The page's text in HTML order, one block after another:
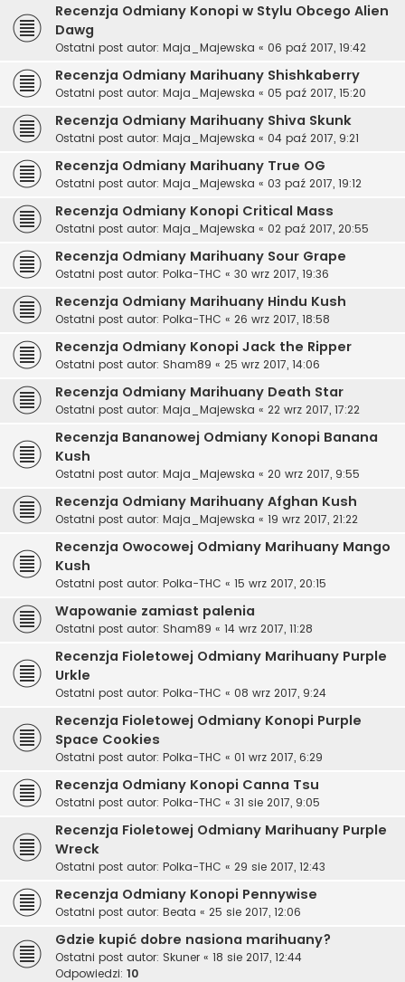
Recenzja Odmiany Konopi w Stylu Obcego Alien
Dawg
Ostatni post autor: Maja_Majewska « 06 paź 2017, 19:42
Recenzja Odmiany Marihuany Shishkaberry
Ostatni post autor: Maja_Majewska « 05 paź 2017, 15:20
Recenzja Odmiany Marihuany Shiva Skunk
Ostatni post autor: Maja_Majewska « 04 paź 2017, 9:21
Recenzja Odmiany Marihuany True OG
Ostatni post autor: Maja_Majewska « 03 paź 2017, 19:12
Recenzja Odmiany Konopi Critical Mass
Ostatni post autor: Maja_Majewska « 02 paź 2017, 20:55
Recenzja Odmiany Marihuany Sour Grape
Ostatni post autor: Polka-THC « 30 wrz 2017, 19:36
Recenzja Odmiany Marihuany Hindu Kush
Ostatni post autor: Polka-THC « 26 wrz 2017, 18:58
Recenzja Odmiany Konopi Jack the Ripper
Ostatni post autor: Sham89 « 25 wrz 2017, 14:06
Recenzja Odmiany Marihuany Death Star
Ostatni post autor: Maja_Majewska « 22 wrz 2017, 17:22
Recenzja Bananowej Odmiany Konopi Banana
Kush
Ostatni post autor: Maja_Majewska « 20 wrz 2017, 9:55
Recenzja Odmiany Marihuany Afghan Kush
Ostatni post autor: Maja_Majewska « 19 wrz 2017, 21:22
Recenzja Owocowej Odmiany Marihuany Mango
Kush
Ostatni post autor: Polka-THC « 15 wrz 2017, 20:15
Wapowanie zamiast palenia
Ostatni post autor: Sham89 « 14 wrz 2017, 11:28
Recenzja Fioletowej Odmiany Marihuany Purple
Urkle
Ostatni post autor: Polka-THC « 08 wrz 2017, 9:24
Recenzja Fioletowej Odmiany Konopi Purple
Space Cookies
Ostatni post autor: Polka-THC « 01 wrz 2017, 6:29
Recenzja Odmiany Konopi Canna Tsu
Ostatni post autor: Polka-THC « 31 sie 2017, 9:05
Recenzja Fioletowej Odmiany Marihuany Purple
Wreck
Ostatni post autor: Polka-THC « 29 sie 2017, 12:43
Recenzja Odmiany Konopi Pennywise
Ostatni post autor: Beata « 25 sie 2017, 12:06
Gdzie kupić dobre nasiona marihuany?
Ostatni post autor: Skuner « 18 sie 2017, 12:44
Odpowiedzi: 10